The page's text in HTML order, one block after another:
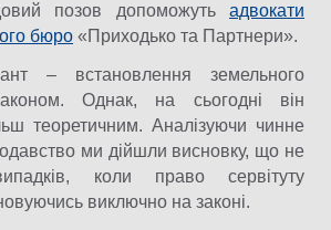
позов допоможуть адвокати
бюро «Приходько та Партнери».
– встановлення земельного
Однак, на сьогодні він
теоретичним. Аналізуючи чинне
ми дійшли висновку, що не
коли право сервітуту
виключно на законі.